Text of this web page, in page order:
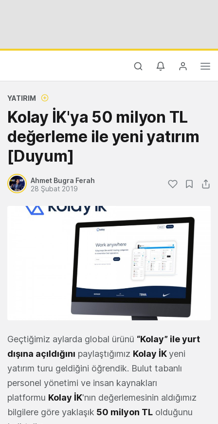
YATIRIM
Kolay İK'ya 50 milyon TL
değerleme ile yeni yatırım
[Duyum]
Ahmet Bugra Ferah
28 Şubat 2019
Geçtiğimiz aylarda global ürünü “Kolay” ile yurt
dışına açıldığını paylaştığımız Kolay İKyeni
yatırım turu geldiğini öğrendik. Bulut tabanlı
personel yönetimi ve insan kaynakları
platformu Kolay İK'nın değerlemesinin aldığımız
bilgilere göre yaklaşık 50 milyon TL olduğunu